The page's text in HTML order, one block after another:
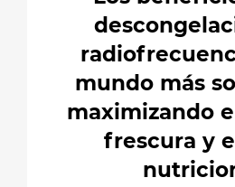
mundo más
maximizando
frescura y